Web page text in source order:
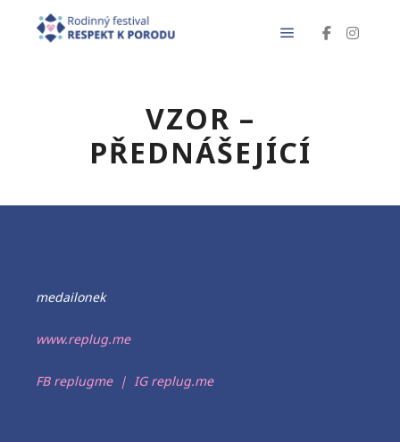
VZOR –
PŘEDNÁŠEJÍCÍ
medailonek
www.replug.me
FB replugme| IG replug.me